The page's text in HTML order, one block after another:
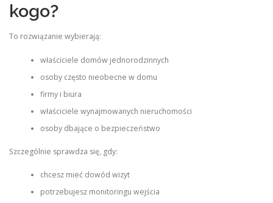
kogo?
To rozwiązanie wybierają:
właściciele domów jednorodzinnych
osoby często nieobecne w domu
firmy i biura
właściciele wynajmowanych nieruchomości
osoby dbające o bezpieczeństwo
Szczególnie sprawdza się, gdy:
chcesz mieć dowód wizyt
potrzebujesz monitoringu wejścia